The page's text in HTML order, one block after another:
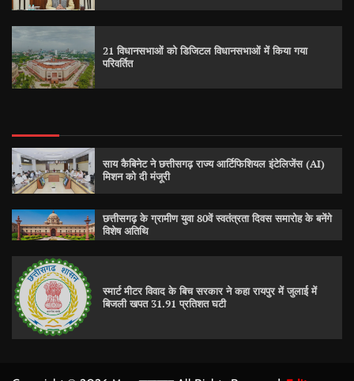
21 विधानसभाओं को डिजिटल विधानसभाओं में किया गया
परिवर्तित
साय कैबिनेट ने छत्तीसगढ़ राज्य आर्टिफिशियल इंटेलिजेंस (AI)
मिशन को दी मंजूरी
छत्तीसगढ़ के ग्रामीण युवा 80वें स्वतंत्रता दिवस समारोह के बनेंगे
विशेष अतिथि
स्मार्ट मीटर विवाद के बिच सरकार ने कहा रायपुर में जुलाई में
बिजली खपत 31.91 प्रतिशत घटी